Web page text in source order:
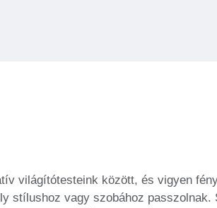
világítótesteink között, és vigyen
stílushoz vagy szobához passzolnak.